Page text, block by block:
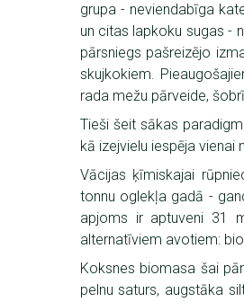
grupa - neviendabīga
un citas lapkoku sugas -
pārsniegs pašreizējo
skujkokiem.
rada mežu pārveide,
Tieši šeit sākas
kā izejvielu iespēja
Vācijas ķīmiskajai
tonnu oglekļa gadā -
apjoms ir aptuveni 31
alternatīviem avotiem:
Koksnes biomasa šai
pelnu saturs, augstāka